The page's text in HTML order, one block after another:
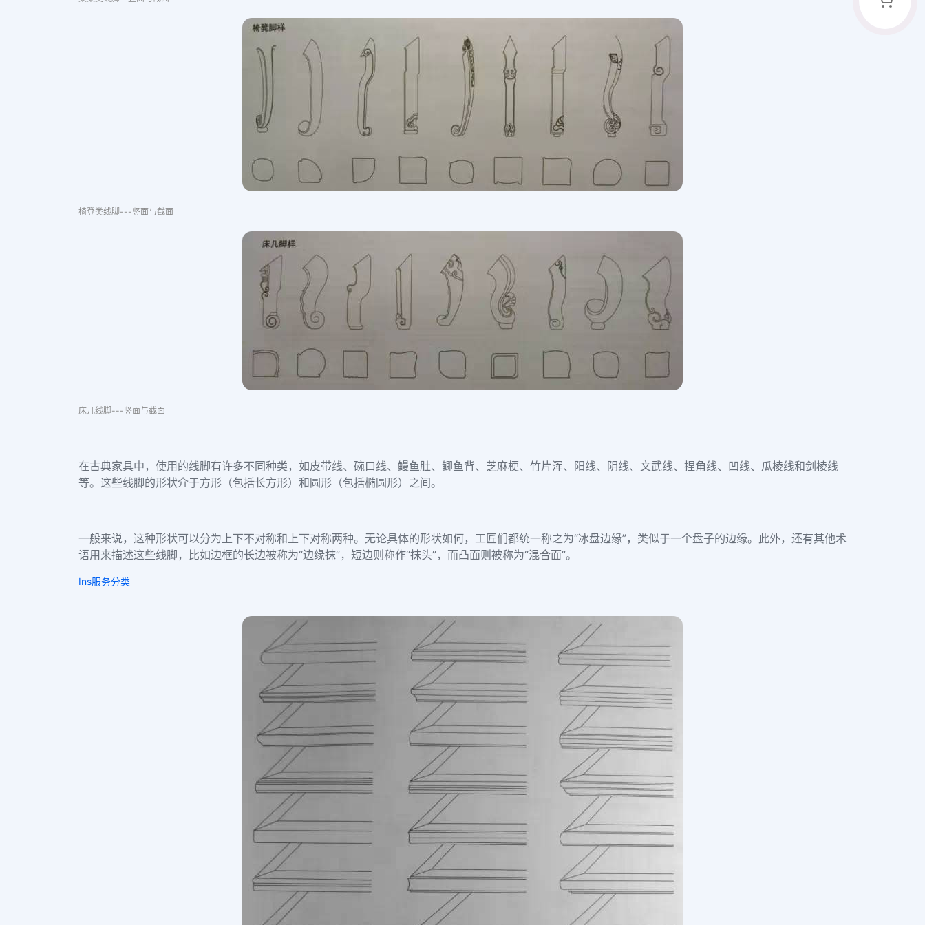
椅登类线脚---竖面与截面
床几线脚---竖面与截面
在古典家具中，使用的线脚有许多不同种类，如皮带线、碗口线、鳗鱼肚、鲫鱼背、芝麻梗、竹片浑、阳线、阴线、文武线、捏角线、凹线、瓜棱线和剑棱线
等。这些线脚的形状介于方形（包括长方形）和圆形（包括椭圆形）之间。
一般来说，这种形状可以分为上下不对称和上下对称两种。无论具体的形状如何，工匠们都统一称之为“冰盘边缘”，类似于一个盘子的边缘。此外，还有其他术
语用来描述这些线脚，比如边框的长边被称为“边缘抹”，短边则称作“抹头”，而凸面则被称为“混合面”。
Ins服务分类